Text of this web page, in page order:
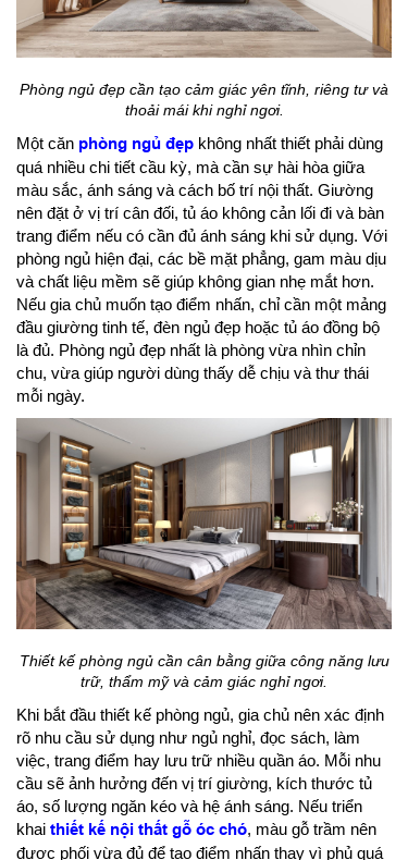
Phòng ngủ đẹp cần tạo cảm giác yên tĩnh, riêng tư và
thoải mái khi nghỉ ngơi.
Một căn phòng ngủ đẹp không nhất thiết phải dùng
quá nhiều chi tiết cầu kỳ, mà cần sự hài hòa giữa
màu sắc, ánh sáng và cách bố trí nội thất. Giường
nên đặt ở vị trí cân đối, tủ áo không cản lối đi và bàn
trang điểm nếu có cần đủ ánh sáng khi sử dụng. Với
phòng ngủ hiện đại, các bề mặt phẳng, gam màu dịu
và chất liệu mềm sẽ giúp không gian nhẹ mắt hơn.
Nếu gia chủ muốn tạo điểm nhấn, chỉ cần một mảng
đầu giường tinh tế, đèn ngủ đẹp hoặc tủ áo đồng bộ
là đủ. Phòng ngủ đẹp nhất là phòng vừa nhìn chỉn
chu, vừa giúp người dùng thấy dễ chịu và thư thái
mỗi ngày.
Thiết kế phòng ngủ cần cân bằng giữa công năng lưu
trữ, thẩm mỹ và cảm giác nghỉ ngơi.
Khi bắt đầu thiết kế phòng ngủ, gia chủ nên xác định
rõ nhu cầu sử dụng như ngủ nghỉ, đọc sách, làm
việc, trang điểm hay lưu trữ nhiều quần áo. Mỗi nhu
cầu sẽ ảnh hưởng đến vị trí giường, kích thước tủ
áo, số lượng ngăn kéo và hệ ánh sáng. Nếu triển
khai thiết kế nội thất gỗ óc chó, màu gỗ trầm nên
được phối vừa đủ để tạo điểm nhấn thay vì phủ quá